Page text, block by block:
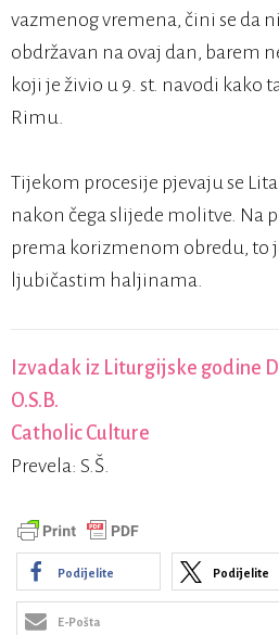
vazmenog vremena, čini se da
obdržavan na ovaj dan, barem
koji je živio u 9. st. navodi kako
Rimu.
Tijekom procesije pjevaju se
nakon čega slijede molitve. Na
prema korizmenom obredu, to
ljubičastim haljinama.
Izvadak iz Liturgijske godine
O.S.B.
Catholic Culture
Prevela: S.Š.
Podijelite Podijelite
E-Pošta